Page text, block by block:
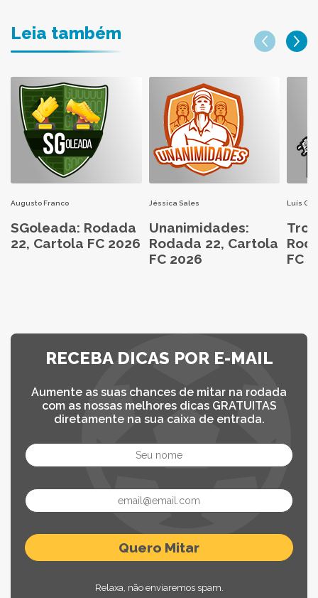
Leia também
Augusto Franco
SGoleada: Rodada
22, Cartola FC 2026
Jéssica Sales
Unanimidades:
Rodada 22, Cartola
FC 2026
Luís
FC
RECEBA DICAS POR E-MAIL
Aumente as suas chances de mitar na rodada
com as nossas melhores dicas GRATUITAS
diretamente na sua caixa de entrada.
Relaxa, não enviaremos spam.